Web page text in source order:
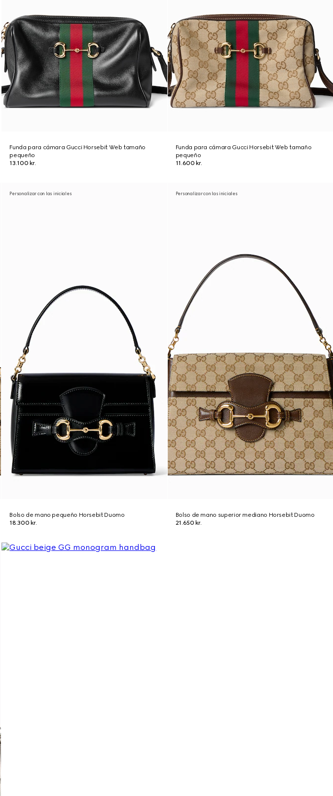
Funda para cámara Gucci Horsebit Web tamaño
pequeño
13.100 kr.
Funda para cámara Gucci Horsebit Web tamaño
pequeño
11.600 kr.
Personalizar con las iniciales
Bolso de mano pequeño Horsebit Duomo
18.300 kr.
Personalizar con las iniciales
Bolso de mano superior mediano Horsebit Duomo
21.650 kr.